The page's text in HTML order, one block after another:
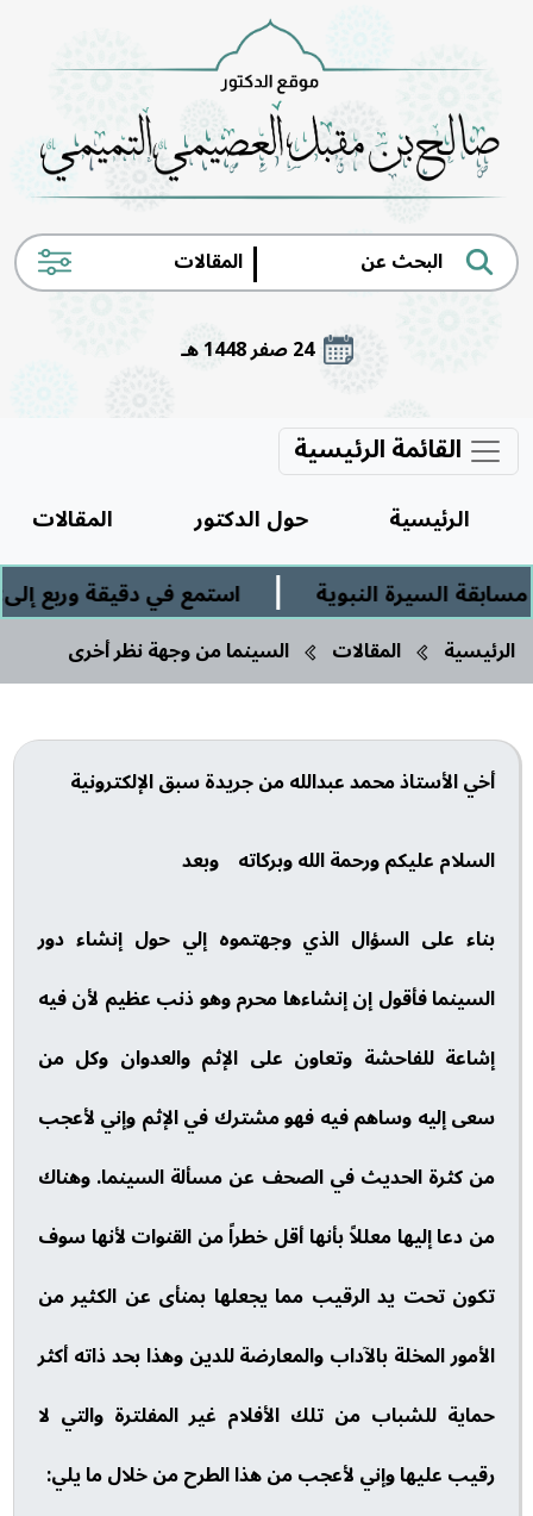
|
24 صفر 1448 هـ
القائمة الرئيسية
الرئيسية حول الدكتور
المقالات
السيرة النبوية
| استمع في دقيقة وربع إلى: "
الرئيسية المقالات السينما من وجهة نظر أخرى
أخي الأستاذ محمد عبدالله من جريدة سبق الإلكترونية
السلام عليكم ورحمة الله وبركاته وبعد
بناء على السؤال الذي وجهتموه إلي حول إنشاء دور
السينما فأقول إن إنشاءها محرم وهو ذنب عظيم لأن فيه
إشاعة للفاحشة وتعاون على الإثم والعدوان وكل من
سعى إليه وساهم فيه فهو مشترك في الإثم وإني لأعجب
من كثرة الحديث في الصحف عن مسألة السينما. وهناك
من دعا إليها معللاً بأنها أقل خطراً من القنوات لأنها سوف
تكون تحت يد الرقيب مما يجعلها بمنأى عن الكثير من
الأمور المخلة بالآداب والمعارضة للدين وهذا بحد ذاته أكثر
حماية للشباب من تلك الأفلام غير المفلترة والتي لا
رقيب عليها وإني لأعجب من هذا الطرح من خلال ما يلي: